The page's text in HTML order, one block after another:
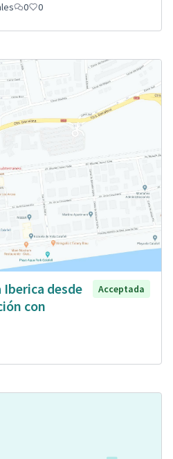
0 0
Iberica desde
con
Acceptada